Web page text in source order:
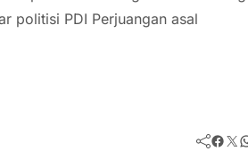
politisi PDI Perjuangan asal
Facebook Twitter WhatsApp